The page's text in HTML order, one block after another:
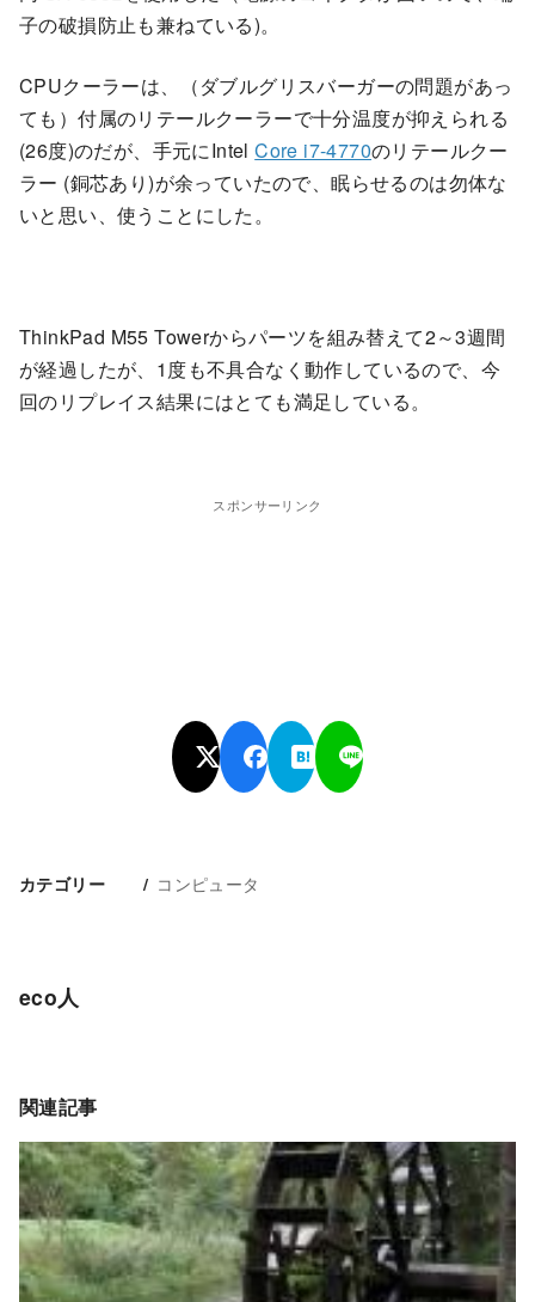
子の破損防止も兼ねている)。
CPUクーラーは、（ダブルグリスバーガーの問題があっ
ても）付属のリテールクーラーで十分温度が抑えられる
(26度)のだが、手元にIntelCore i7-4770のリテールクー
ラー (銅芯あり)が余っていたので、眠らせるのは勿体な
いと思い、使うことにした。
ThinkPad M55 Towerからパーツを組み替えて2～3週間
が経過したが、1度も不具合なく動作しているので、今
回のリプレイス結果にはとても満足している。
スポンサーリンク
カテゴリー コンピュータ
eco人
関連記事